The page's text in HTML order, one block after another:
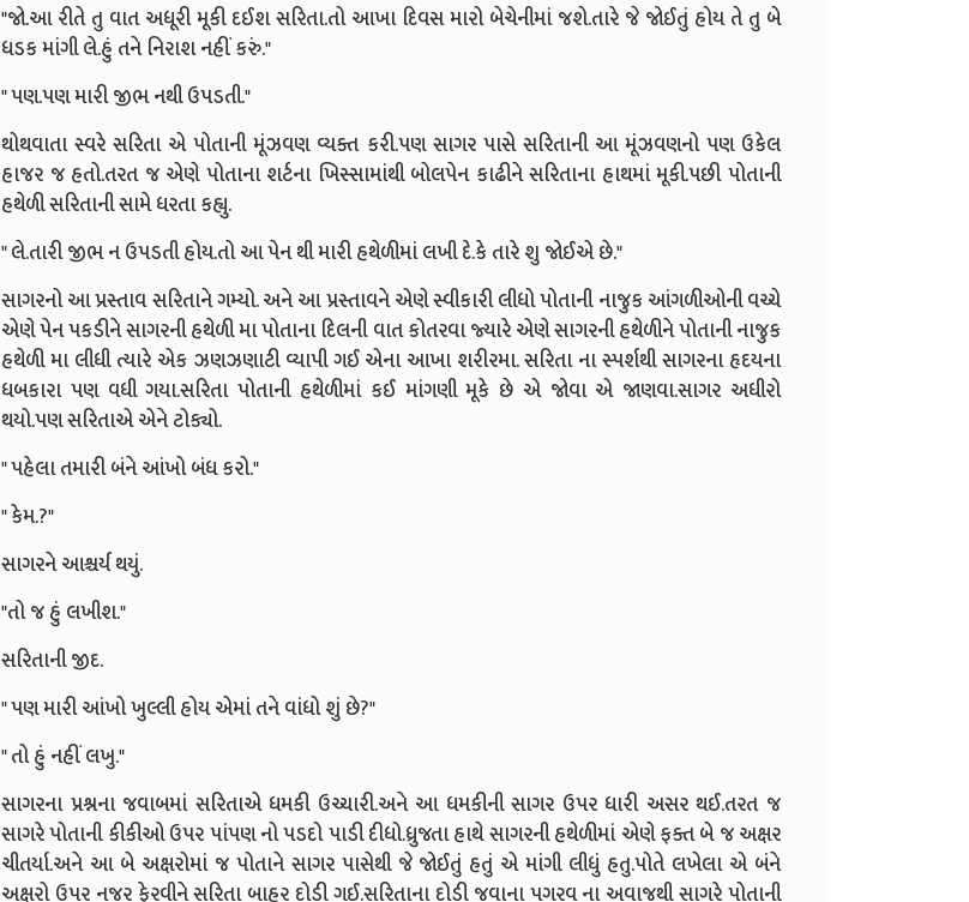
"જો.આ રીતે તુ વાત અધૂરી મૂકી દઈશ સરિતા.તો આખા દિવસ મારો બેચેનીમાં જશે.તારે જે જોઈતું હોય તે તુ બે
ધડક માંગી લે.હું તને નિરાશ નહીં કરું."
" પણ.પણ મારી જીભ નથી ઉપડતી."
થોથવાતા સ્વરે સરિતા એ પોતાની મૂંઝવણ વ્યક્ત કરી.પણ સાગર પાસે સરિતાની આ મૂંઝવણનો પણ ઉકેલ
હાજર જ હતો.તરત જ એણે પોતાના શર્ટના ખિસ્સામાંથી બોલપેન કાઢીને સરિતાના હાથમાં મૂકી.પછી પોતાની
હથેળી સરિતાની સામે ધરતા કહ્યુ.
" લે.તારી જીભ ન ઉપડતી હોય.તો આ પેન થી મારી હથેળીમાં લખી દે.કે તારે શુ જોઈએ છે."
સાગરનો આ પ્રસ્તાવ સરિતાને ગમ્યો. અને આ પ્રસ્તાવને એણે સ્વીકારી લીધો પોતાની નાજુક આંગળીઓની વચ્ચે
એણે પેન પકડીને સાગરની હથેળી મા પોતાના દિલની વાત કોતરવા જ્યારે એણે સાગરની હથેળીને પોતાની નાજુક
હથેળી મા લીધી ત્યારે એક ઝણઝણાટી વ્યાપી ગઈ એના આખા શરીરમા. સરિતા ના સ્પર્શથી સાગરના હૃદયના
ધબકારા પણ વધી ગયા.સરિતા પોતાની હથેળીમાં કઈ માંગણી મૂકે છે એ જોવા એ જાણવા.સાગર અધીરો
થયો.પણ સરિતાએ એને ટોક્યો.
" પહેલા તમારી બંને આંખો બંધ કરો."
" કેમ.?"
સાગરને આશ્ચર્ય થયું.
"તો જ હું લખીશ."
સરિતાની જીદ.
" પણ મારી આંખો ખુલ્લી હોય એમાં તને વાંધો શું છે?"
" તો હું નહીં લખુ."
સાગરના પ્રશ્નના જવાબમાં સરિતાએ ધમકી ઉચ્ચારી.અને આ ધમકીની સાગર ઉપર ધારી અસર થઈ.તરત જ
સાગરે પોતાની કીકીઓ ઉપર પાંપણ નો પડદો પાડી દીધો.ધ્રુજતા હાથે સાગરની હથેળીમાં એણે ફક્ત બે જ અક્ષર
ચીતર્યા.અને આ બે અક્ષરોમાં જ પોતાને સાગર પાસેથી જે જોઈતું હતું એ માંગી લીધું હતુ.પોતે લખેલા એ બંને
અક્ષરો ઉપર નજર ફેરવીને સરિતા બાહર દોડી ગઈ.સરિતાના દોડી જવાના પગરવ ના અવાજથી સાગરે પોતાની